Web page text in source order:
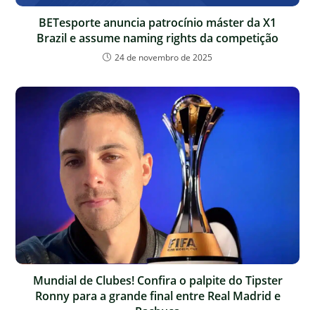
BETesporte anuncia patrocínio máster da X1
Brazil e assume naming rights da competição
24 de novembro de 2025
Mundial de Clubes! Confira o palpite do Tipster
Ronny para a grande final entre Real Madrid e